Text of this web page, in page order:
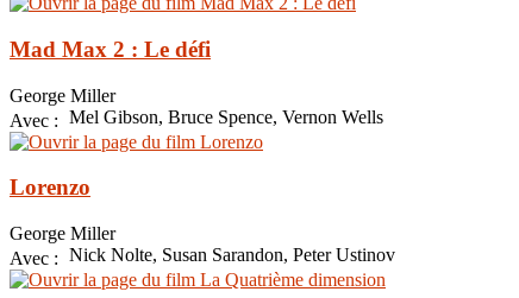
Mad Max 2 : Le défi
George Miller
Avec : Mel Gibson, Bruce Spence, Vernon Wells
Lorenzo
George Miller
Avec : Nick Nolte, Susan Sarandon, Peter Ustinov